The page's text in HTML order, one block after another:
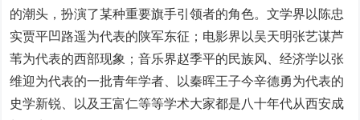
的潮头，扮演了某种重要旗手引领者的角色。文学界以陈忠
实贾平凹路遥为代表的陕军东征；电影界以吴天明张艺谋芦
苇为代表的西部现象；音乐界赵季平的民族风、经济学以张
维迎为代表的一批青年学者、以秦晖王子今辛德勇为代表的
史学新锐、以及王富仁等等学术大家都是八十年代从西安成